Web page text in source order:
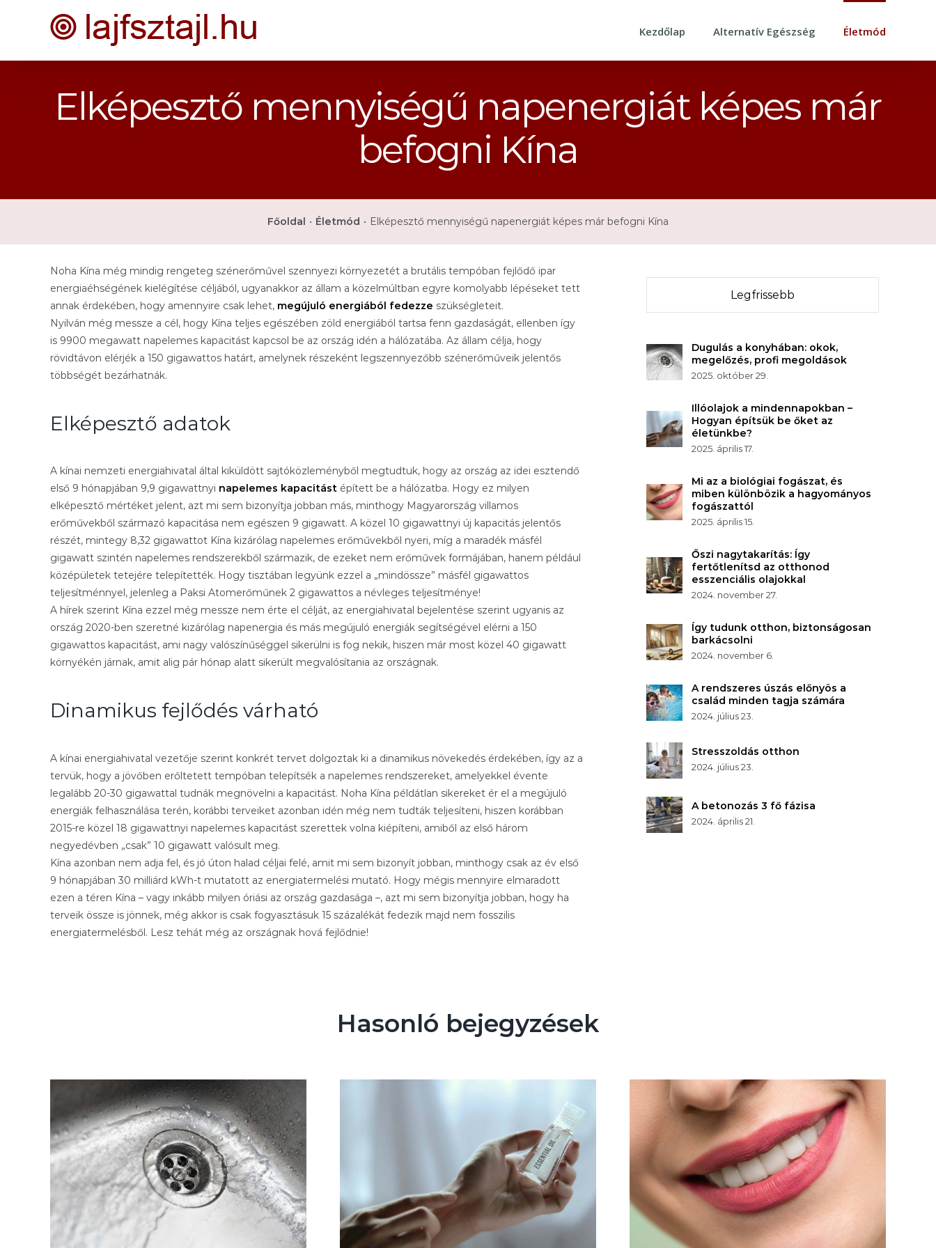
Kezdőlap Alternatív Egészség Életmód
Elképesztő mennyiségű napenergiát képes már
befogni Kína
Főoldal • Életmód • Elképesztő mennyiségű napenergiát képes már befogni Kína
Noha Kína még mindig rengeteg szénerőművel szennyezi környezetét a brutális tempóban fejlődő ipar
energiaéhségének kielégítése céljából, ugyanakkor az állam a közelmúltban egyre komolyabb lépéseket tett
annak érdekében, hogy amennyire csak lehet, megújuló energiából fedezze szükségleteit.
Nyilván még messze a cél, hogy Kína teljes egészében zöld energiából tartsa fenn gazdaságát, ellenben így
is 9900 megawatt napelemes kapacitást kapcsol be az ország idén a hálózatába. Az állam célja, hogy
rövidtávon elérjék a 150 gigawattos határt, amelynek részeként legszennyezőbb szénerőműveik jelentős
többségét bezárhatnák.
Elképesztő adatok
A kínai nemzeti energiahivatal által kiküldött sajtóközleményből megtudtuk, hogy az ország az idei esztendő
első 9 hónapjában 9,9 gigawattnyi napelemes kapacitást épített be a hálózatba. Hogy ez milyen
elképesztő mértéket jelent, azt mi sem bizonyítja jobban más, minthogy Magyarország villamos
erőművekből származó kapacitása nem egészen 9 gigawatt. A közel 10 gigawattnyi új kapacitás jelentős
részét, mintegy 8,32 gigawattot Kína kizárólag napelemes erőművekből nyeri, míg a maradék másfél
gigawatt szintén napelemes rendszerekből származik, de ezeket nem erőművek formájában, hanem például
középületek tetejére telepítették. Hogy tisztában legyünk ezzel a „mindössze” másfél gigawattos
teljesítménnyel, jelenleg a Paksi Atomerőműnek 2 gigawattos a névleges teljesítménye!
A hírek szerint Kína ezzel még messze nem érte el célját, az energiahivatal bejelentése szerint ugyanis az
ország 2020-ben szeretné kizárólag napenergia és más megújuló energiák segítségével elérni a 150
gigawattos kapacitást, ami nagy valószínűséggel sikerülni is fog nekik, hiszen már most közel 40 gigawatt
környékén járnak, amit alig pár hónap alatt sikerült megvalósítania az országnak.
Dinamikus fejlődés várható
A kínai energiahivatal vezetője szerint konkrét tervet dolgoztak ki a dinamikus növekedés érdekében, így az a
tervük, hogy a jövőben erőltetett tempóban telepítsék a napelemes rendszereket, amelyekkel évente
legalább 20-30 gigawattal tudnák megnövelni a kapacitást. Noha Kína példátlan sikereket ér el a megújuló
energiák felhasználása terén, korábbi terveiket azonban idén még nem tudták teljesíteni, hiszen korábban
2015-re közel 18 gigawattnyi napelemes kapacitást szerettek volna kiépíteni, amiből az első három
negyedévben „csak” 10 gigawatt valósult meg.
Kína azonban nem adja fel, és jó úton halad céljai felé, amit mi sem bizonyít jobban, minthogy csak az év első
9 hónapjában 30 milliárd kWh-t mutatott az energiatermelési mutató. Hogy mégis mennyire elmaradott
ezen a téren Kína – vagy inkább milyen óriási az ország gazdasága –, azt mi sem bizonyítja jobban, hogy ha
terveik össze is jönnek, még akkor is csak fogyasztásuk 15 százalékát fedezik majd nem fosszilis
energiatermelésből. Lesz tehát még az országnak hová fejlődnie!
Legfrissebb
Dugulás a konyhában: okok,
megelőzés, profi megoldások
2025. október 29.
Illóolajok a mindennapokban –
Hogyan építsük be őket az
életünkbe?
2025. április 17.
Mi az a biológiai fogászat, és
miben különbözik a hagyományos
fogászattól
2025. április 15.
Őszi nagytakarítás: Így
fertőtlenítsd az otthonod
esszenciális olajokkal
2024. november 27.
Így tudunk otthon, biztonságosan
barkácsolni
2024. november 6.
A rendszeres úszás előnyös a
család minden tagja számára
2024. július 23.
Stresszoldás otthon
2024. július 23.
A betonozás 3 fő fázisa
2024. április 21.
Hasonló bejegyzések